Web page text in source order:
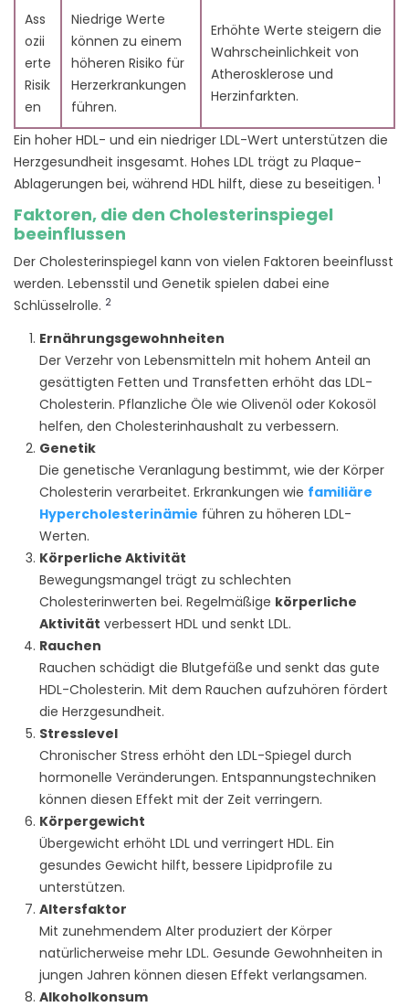
Ass
ozii
erte
Risik
en
Niedrige Werte
können zu einem
höheren Risiko für
Herzerkrankungen
führen.
Erhöhte Werte steigern die
Wahrscheinlichkeit von
Atherosklerose und
Herzinfarkten.
Ein hoher HDL- und ein niedriger LDL-Wert unterstützen die
Herzgesundheit insgesamt. Hohes LDL trägt zu Plaque-
Ablagerungen bei, während HDL hilft, diese zu beseitigen. 1
Faktoren, die den Cholesterinspiegel
beeinflussen
Der Cholesterinspiegel kann von vielen Faktoren beeinflusst
werden. Lebensstil und Genetik spielen dabei eine
Schlüsselrolle. 2
Ernährungsgewohnheiten
Der Verzehr von Lebensmitteln mit hohem Anteil an
gesättigten Fetten und Transfetten erhöht das LDL-
Cholesterin. Pflanzliche Öle wie Olivenöl oder Kokosöl
helfen, den Cholesterinhaushalt zu verbessern.
Genetik
Die genetische Veranlagung bestimmt, wie der Körper
Cholesterin verarbeitet. Erkrankungen wie familiäre
Hypercholesterinämie führen zu höheren LDL-
Werten.
Körperliche Aktivität
Bewegungsmangel trägt zu schlechten
Cholesterinwerten bei. Regelmäßige körperliche
Aktivität verbessert HDL und senkt LDL.
Rauchen
Rauchen schädigt die Blutgefäße und senkt das gute
HDL-Cholesterin. Mit dem Rauchen aufzuhören fördert
die Herzgesundheit.
Stresslevel
Chronischer Stress erhöht den LDL-Spiegel durch
hormonelle Veränderungen. Entspannungstechniken
können diesen Effekt mit der Zeit verringern.
Körpergewicht
Übergewicht erhöht LDL und verringert HDL. Ein
gesundes Gewicht hilft, bessere Lipidprofile zu
unterstützen.
Altersfaktor
Mit zunehmendem Alter produziert der Körper
natürlicherweise mehr LDL. Gesunde Gewohnheiten in
jungen Jahren können diesen Effekt verlangsamen.
Alkoholkonsum